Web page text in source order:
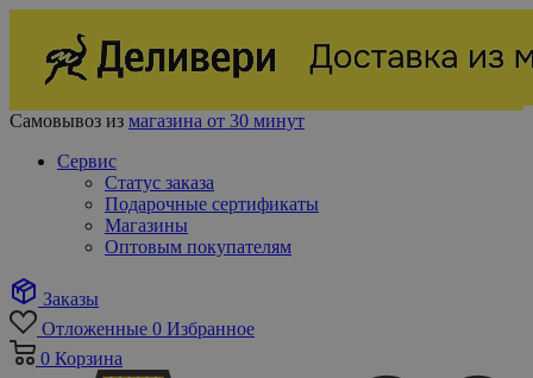
Самовывоз из магазина от 30 минут
Сервис
Статус заказа
Подарочные сертификаты
Магазины
Оптовым покупателям
Заказы
Отложенные 0 Избранное
0 Корзина